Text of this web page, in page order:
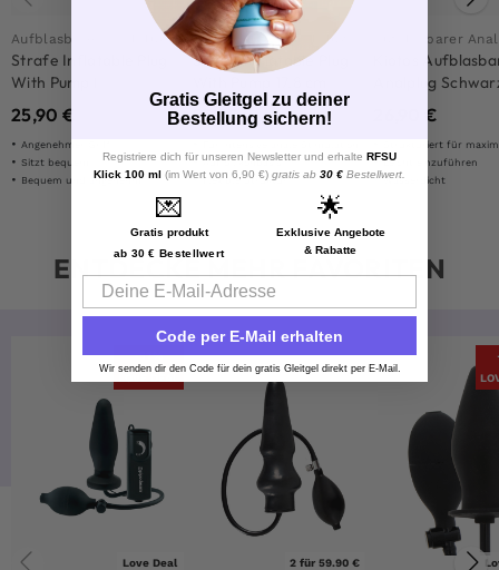
Aufblasbarer Analplug
Strafe Inflatable Plug
With Pump I
25,90 €
Angenehmer Griff
Sitzt bequem
Bequem und angenehm
Aufblasbarer Analplug
Strafe Inflatable Plug
25,90€
Auf Silikonbasis
Flexible Struktur
Aufblasbarer
Kiotos
Analplug
€
Strukturiert für
Leicht einzuführen
Wasserdicht
ENTDECKE MEHR FAVORITEN
-57%
Love Deal 2 für 59.90 €
Gratis Gleitgel zu deiner
Bestellung sichern!
Registriere dich für unseren Newsletter und erhalte RFSU
Klick 100 ml (im Wert von 6,90 €) gratis ab 30 € Bestellwert.
💌
Gratis produkt
ab 30 € Bestellwert
🌟
Exklusive Angebote
& Rabatte
Email
Code per E-Mail erhalten
Wir senden dir den Code für dein gratis Gleitgel direkt per E-Mail.